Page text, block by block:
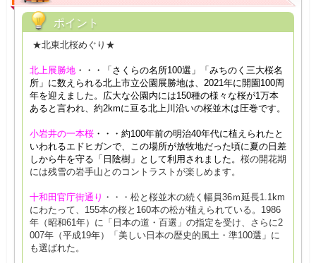
ポイント
★北東北桜めぐり★
北上展勝地 ・・・「さくらの名所100選」「みちのく三大桜名
所」に数えられる北上市立公園展勝地は、2021年に開園100周
年を迎えました。広大な公園内には150種の様々な桜が1万本
あると言われ、約2kmに亘る北上川沿いの桜並木は圧巻です。
小岩井の一本桜 ・・・約100年前の明治40年代に植えられたと
いわれるエドヒガンで、この場所が放牧地だった頃に夏の日差
しから牛を守る「日陰樹」として利用されました。 桜の開花期
には残雪の岩手山とのコントラストが楽しめます。
十和田官庁街通り ・・・松と桜並木の続く幅員36ｍ延長1.1km
にわたって、155本の桜と160本の松が植えられている。1986
年（昭和61年）に「日本の道・百選」の指定を受け、さらに2
007年（平成19年）「美しい日本の歴史的風土・準100選」に
も選ばれた。